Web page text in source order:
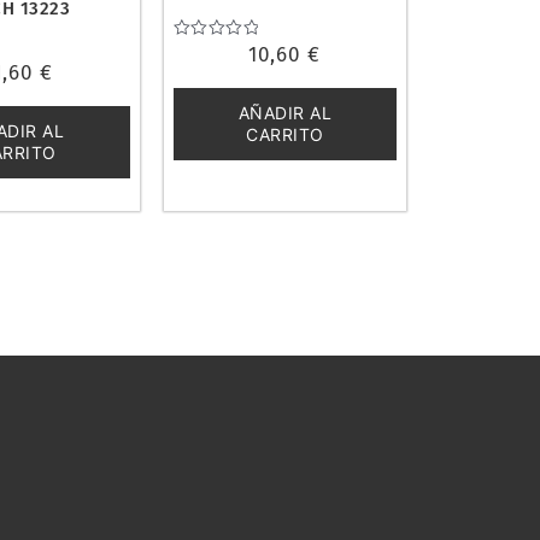
13223
€
AL
10,60€
AÑADIR AL
CARRITO